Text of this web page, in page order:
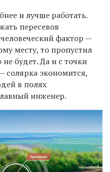
и лучше работать.
пересевов
фактор —
месту, то пропустил
будет. Да и с точки
солярка экономится,
в полях
инженер.